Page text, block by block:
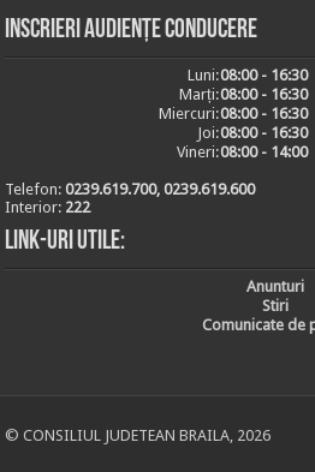
Inscrieri audiențe conducere
Luni:08:00 - 16:30
Marți:08:00 - 16:30
Miercuri:08:00 - 16:30
Joi:08:00 - 16:30
Vineri:08:00 - 14:00
Telefon:0239.619.700, 0239.619.600
Interior: 222
Link-uri utile:
Anunturi
Stiri
Comunicate de
© CONSILIUL JUDETEAN BRAILA, 2026